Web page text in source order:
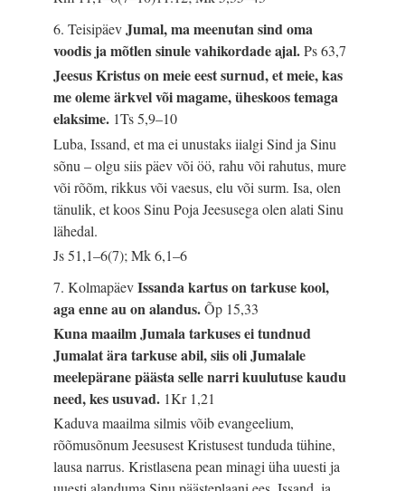
6. TeisipäevJumal, ma meenutan sind oma
voodis ja mõtlen sinule vahikordade ajal.Ps 63,7
Jeesus Kristus on meie eest surnud, et meie, kas
me oleme ärkvel või magame, üheskoos temaga
elaksime. 1Ts 5,9–10
Luba, Issand, et ma ei unustaks iialgi Sind ja Sinu
sõnu – olgu siis päev või öö, rahu või rahutus, mure
või rõõm, rikkus või vaesus, elu või surm. Isa, olen
tänulik, et koos Sinu Poja Jeesusega olen alati Sinu
lähedal.
Js 51,1–6(7); Mk 6,1–6
7. KolmapäevIssanda kartus on tarkuse kool,
aga enne au on alandus.Õp 15,33
Kuna maailm Jumala tarkuses ei tundnud
Jumalat ära tarkuse abil, siis oli Jumalale
meelepärane päästa selle narri kuulutuse kaudu
need, kes usuvad. 1Kr 1,21
Kaduva maailma silmis võib evangeelium,
rõõmusõnum Jeesusest Kristusest tunduda tühine,
lausa narrus. Kristlasena pean minagi üha uuesti ja